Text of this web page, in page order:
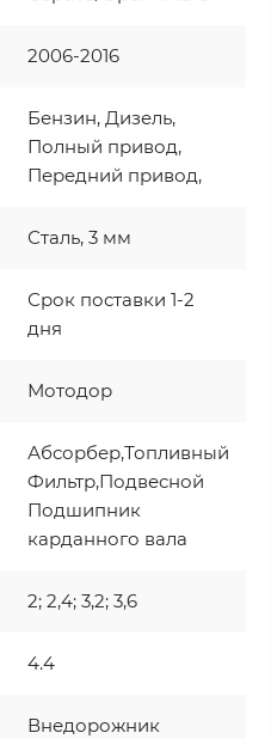
2006-2016
Бензин, Дизель,
Полный привод,
Передний привод,
Сталь, 3 мм
Срок поставки 1-2
дня
Мотодор
Абсорбер,Топливный
Фильтр,Подвесной
Подшипник
карданного вала
2; 2,4; 3,2; 3,6
4.4
Внедорожник